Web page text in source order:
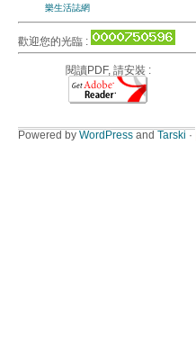
樂生活誌網
歡迎您的光臨 :
閱讀PDF, 請安裝 :
Powered by WordPress and Tarski ·